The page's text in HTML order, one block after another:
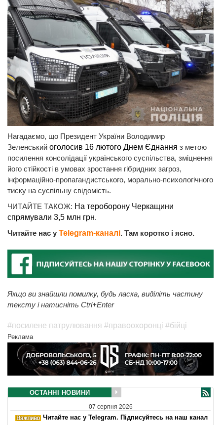
Нагадаємо, що Президент України Володимир
Зеленський оголосив 16 лютого Днем Єднання з метою
посилення консолідації українського суспільства, зміцнення
його стійкості в умовах зростання гібридних загроз,
інформаційно-пропагандистського, морально-психологічного
тиску на суспільну свідомість.
ЧИТАЙТЕ ТАКОЖ: На тероборону Черкащини
спрямували 3,5 млн грн.
Читайте нас у Telegram-каналі. Там коротко і ясно.
Якщо ви знайшли помилку, будь ласка, виділіть частину
тексту і натисніть Ctrl+Enter
#посилене патрулювання #правоохоронці #бійці
Реклама
ОСТАННІ НОВИНИ
07 серпня 2026
Читайте нас у Telegram. Підписуйтесь на наш канал